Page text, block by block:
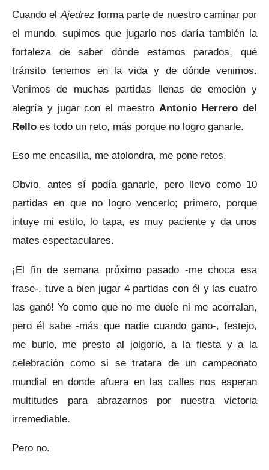
Cuando el Ajedrezforma parte de nuestro caminar por
el mundo, supimos que jugarlo nos daría también la
fortaleza de saber dónde estamos parados, qué
tránsito tenemos en la vida y de dónde venimos.
Venimos de muchas partidas llenas de emoción y
alegría y jugar con el maestro Antonio Herrero del
Rello es todo un reto, más porque no logro ganarle.
Eso me encasilla, me atolondra, me pone retos.
Obvio, antes sí podía ganarle, pero llevo como 10
partidas en que no logro vencerlo; primero, porque
intuye mi estilo, lo tapa, es muy paciente y da unos
mates espectaculares.
¡El fin de semana próximo pasado -me choca esa
frase-, tuve a bien jugar 4 partidas con él y las cuatro
las ganó! Yo como que no me duele ni me acorralan,
pero él sabe -más que nadie cuando gano-, festejo,
me burlo, me presto al jolgorio, a la fiesta y a la
celebración como si se tratara de un campeonato
mundial en donde afuera en las calles nos esperan
multitudes para abrazarnos por nuestra victoria
irremediable.
Pero no.